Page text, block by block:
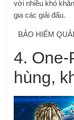
với nhiều khó
gia các giải đấu.
BẢO HIỂM
4. One-
hùng,